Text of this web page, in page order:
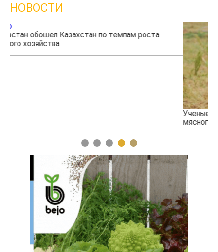
НОВОСТИ
Ученые нашли способ повысить продуктивность
1 2 3 4 5